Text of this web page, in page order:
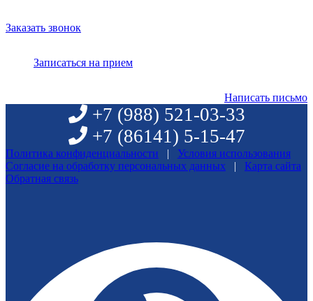
Заказать звонок
Записаться на прием
Написать письмо
+7 (988) 521-03-33
+7 (86141) 5-15-47
Политика конфиденциальности |
Условия использования
Согласие на обработку персональных данных
|
Карта сайта
Обратная связь